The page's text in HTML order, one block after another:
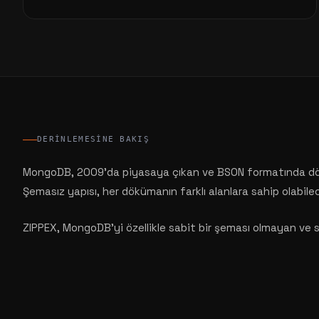
DERINLEMESINE BAKIŞ
MongoDB, 2009'da piyasaya çıkan ve BSON formatında
Şemasız yapısı, her dökümanın farklı alanlara sahip
ZIPPEX, MongoDB'yi özellikle sabit bir şeması olmayan ve